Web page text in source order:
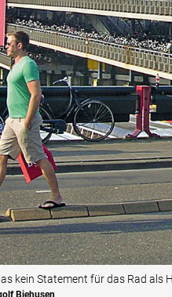
kein Statement für das Rad als